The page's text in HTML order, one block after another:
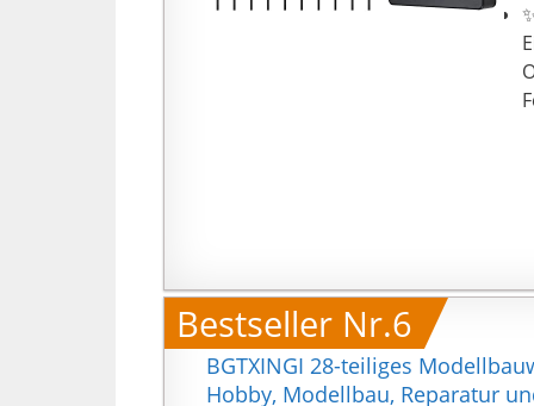
Bestseller Nr.6
BGTXINGI 28-teiliges
Hobby, Modellbau, Reparatur